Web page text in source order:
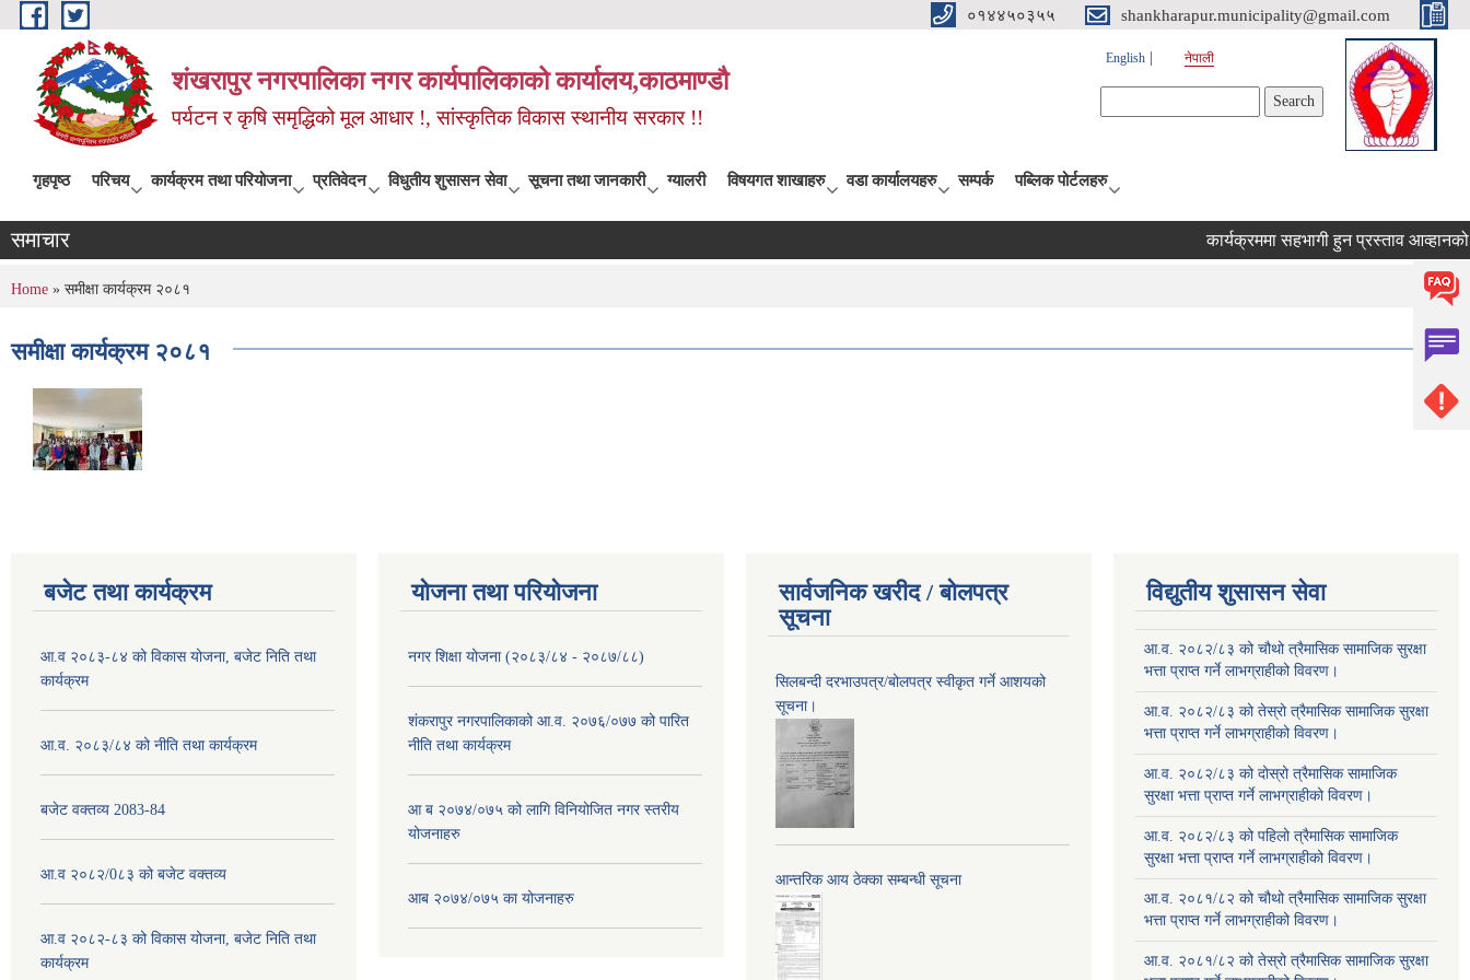
Skip to main content ०१४४५०३५५ shankharapur.municipality@gmail.com
शंखरापुर नगरपालिका नगर कार्यपालिकाको कार्यालय,काठमाण्डौ
पर्यटन र कृषि समृद्धिको मूल आधार !, सांस्कृतिक विकास स्थानीय सरकार !!
English नेपाली
गृहपृष्ठ परिचय कार्यक्रम तथा परियोजना प्रतिवेदन विधुतीय शुसासन सेवा सूचना तथा जानकारी ग्यालरी विषयगत शाखाहरु वडा कार्यालयहरु सम्पर्क पब्लिक पोर्टलहरु
समाचार कार्यक्रममा सहभागी हुन प्रस्ताव आव्हानको
You are here
Home » समीक्षा कार्यक्रम २०८१
समीक्षा कार्यक्रम २०८१
बजेट तथा कार्यक्रम
आ.व २०८३-८४ को विकास योजना, बजेट निति तथा
कार्यक्रम
आ.व. २०८३/८४ को नीति तथा कार्यक्रम
बजेट वक्तव्य 2083-84
आ.व २०८२/0८३ को बजेट वक्तव्य
आ.व २०८२-८३ को विकास योजना, बजेट निति तथा
कार्यक्रम
योजना तथा परियोजना
नगर शिक्षा योजना (२०८३/८४ - २०८७/८८)
शंकरापुर नगरपालिकाको आ.व. २०७६/०७७ को पारित
नीति तथा कार्यक्रम
आ ब २०७४/०७५ को लागि विनियोजित नगर स्तरीय
योजनाहरु
आब २०७४/०७५ का योजनाहरु
सार्वजनिक खरीद / बोलपत्र
सूचना
सिलबन्दी दरभाउपत्र/बोलपत्र स्वीकृत गर्ने आशयको
सूचना।
आन्तरिक आय ठेक्का सम्बन्धी सूचना
विद्युतीय शुसासन सेवा
आ.व. २०८२/८३ को चौथो त्रैमासिक सामाजिक सुरक्षा
भत्ता प्राप्त गर्ने लाभग्राहीको विवरण।
आ.व. २०८२/८३ को तेस्रो त्रैमासिक सामाजिक सुरक्षा
भत्ता प्राप्त गर्ने लाभग्राहीको विवरण।
आ.व. २०८२/८३ को दोस्रो त्रैमासिक सामाजिक
सुरक्षा भत्ता प्राप्त गर्ने लाभग्राहीको विवरण।
आ.व. २०८२/८३ को पहिलो त्रैमासिक सामाजिक
सुरक्षा भत्ता प्राप्त गर्ने लाभग्राहीको विवरण।
आ.व. २०८१/८२ को चौथो त्रैमासिक सामाजिक सुरक्षा
भत्ता प्राप्त गर्ने लाभग्राहीको विवरण।
आ.व. २०८१/८२ को तेस्रो त्रैमासिक सामाजिक सुरक्षा